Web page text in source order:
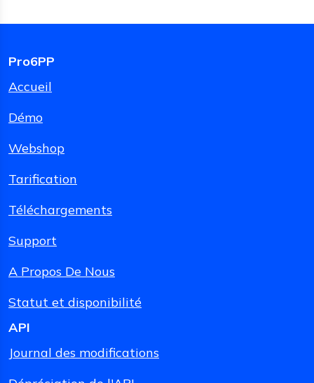
Pro6PP
Accueil
Démo
Webshop
Tarification
Téléchargements
Support
A Propos De Nous
Statut et disponibilité
API
Journal des modifications